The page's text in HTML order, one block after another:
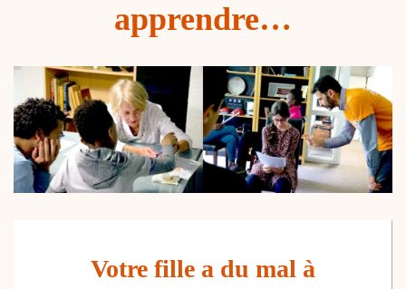
apprendre…
Votre fille a du mal à